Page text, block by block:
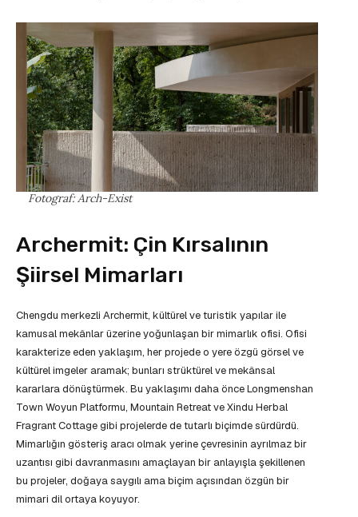
Fotograf: Arch-Exist
Archermit: Çin Kırsalının
Şiirsel Mimarları
Chengdu merkezli Archermit, kültürel ve turistik yapılar ile
kamusal mekânlar üzerine yoğunlaşan bir mimarlık ofisi. Ofisi
karakterize eden yaklaşım, her projede o yere özgü görsel ve
kültürel imgeler aramak; bunları strüktürel ve mekânsal
kararlara dönüştürmek. Bu yaklaşımı daha önce Longmenshan
Town Woyun Platformu, Mountain Retreat ve Xindu Herbal
Fragrant Cottage gibi projelerde de tutarlı biçimde sürdürdü.
Mimarlığın gösteriş aracı olmak yerine çevresinin ayrılmaz bir
uzantısı gibi davranmasını amaçlayan bir anlayışla şekillenen
bu projeler, doğaya saygılı ama biçim açısından özgün bir
mimari dil ortaya koyuyor.